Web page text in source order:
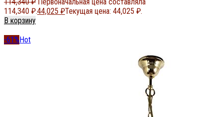
114,340 ₽.44,025 ₽Текущая цена: 44,025 ₽.
В корзину
-61%Hot